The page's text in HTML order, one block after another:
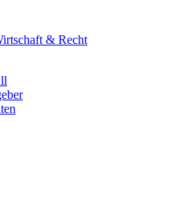
& Recht